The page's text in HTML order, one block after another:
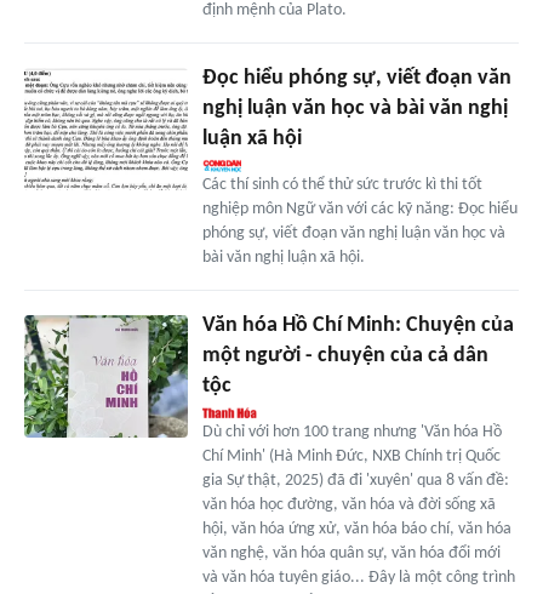
định mệnh của Plato.
Đọc hiểu phóng sự, viết đoạn văn
nghị luận văn học và bài văn nghị
luận xã hội
Các thí sinh có thể thử sức trước kì thi tốt
nghiệp môn Ngữ văn với các kỹ năng: Đọc hiểu
phóng sự, viết đoạn văn nghị luận văn học và
bài văn nghị luận xã hội.
Văn hóa Hồ Chí Minh: Chuyện của
một người - chuyện của cả dân
tộc
Dù chỉ với hơn 100 trang nhưng 'Văn hóa Hồ
Chí Minh' (Hà Minh Đức, NXB Chính trị Quốc
gia Sự thật, 2025) đã đi 'xuyên' qua 8 vấn đề:
văn hóa học đường, văn hóa và đời sống xã
hội, văn hóa ứng xử, văn hóa báo chí, văn hóa
văn nghệ, văn hóa quân sự, văn hóa đổi mới
và văn hóa tuyên giáo... Đây là một công trình